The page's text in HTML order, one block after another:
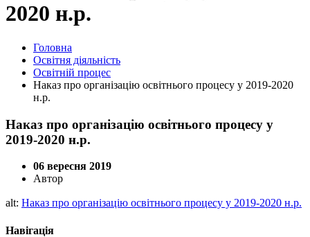
2020 н.р.
Головна
Освітня діяльність
Освітній процес
Наказ про організацію освітнього процесу у 2019-2020
н.р.
Наказ про організацію освітнього процесу у
2019-2020 н.р.
06 вересня 2019
Автор
alt: Наказ про організацію освітнього процесу у 2019-2020 н.р.
Навігація